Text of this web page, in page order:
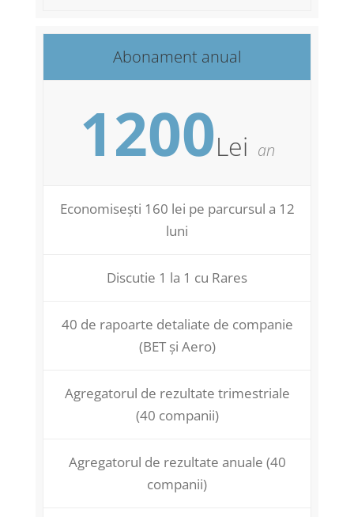
Abonament anual
1200Lei an
Economisești 160 lei pe parcursul a 12
luni
Discutie 1 la 1 cu Rares
40 de rapoarte detaliate de companie
(BET și Aero)
Agregatorul de rezultate trimestriale
(40 companii)
Agregatorul de rezultate anuale (40
companii)